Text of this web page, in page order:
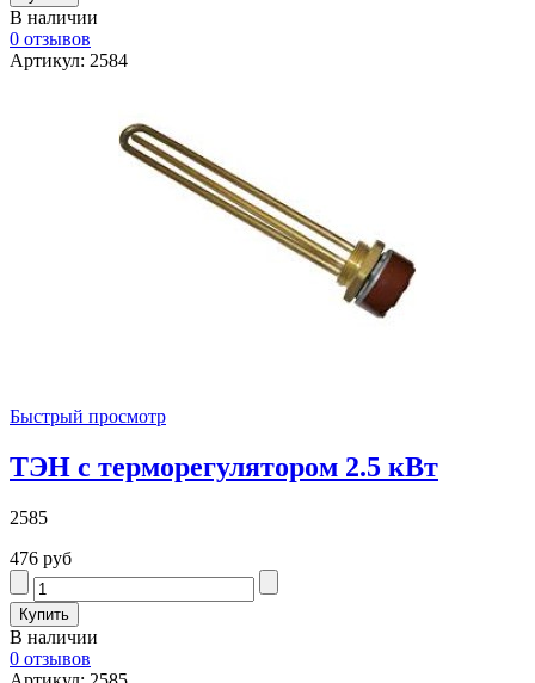
В наличии
0 отзывов
Артикул: 2584
Быстрый просмотр
ТЭН с терморегулятором 2.5 кВт
2585
476 руб
В наличии
0 отзывов